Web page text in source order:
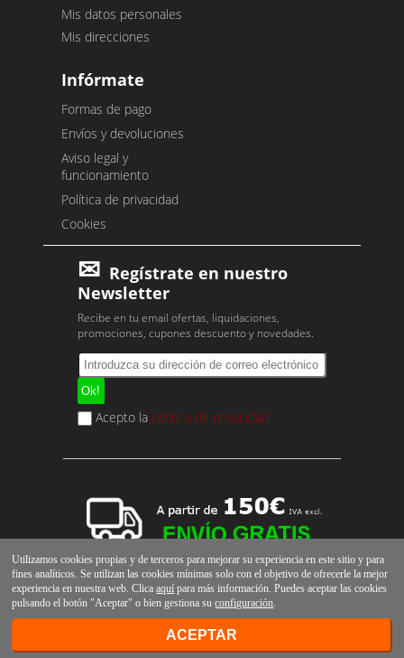
Mis datos personales
Mis direcciones
Infórmate
Formas de pago
Envíos y devoluciones
Aviso legal y
funcionamiento
Política de privacidad
Cookies
Regístrate en nuestro
Newsletter
Recibe en tu email ofertas, liquidaciones,
promociones, cupones descuento y novedades.
Acepto la política de privacidad
Utilizamos cookies propias y de terceros para mejorar su experiencia en este sitio y para
fines analíticos. Se utilizan las cookies mínimas solo con el objetivo de ofrecerle la mejor
experiencia en nuestra web. Clicaaquí para más información. Puedes aceptar las cookies
pulsando el botón "Aceptar" o bien gestiona suconfiguración.
ACEPTAR